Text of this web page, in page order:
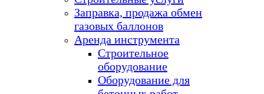
Заправка, продажа обмен
газовых баллонов
Аренда инструмента
Строительное
оборудование
Оборудование для